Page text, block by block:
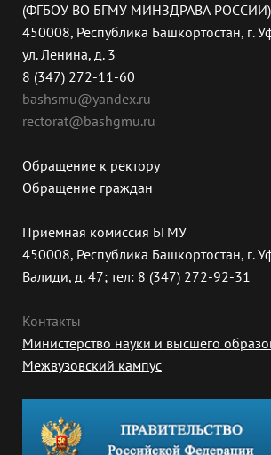
(ФГБОУ ВО БГМУ МИНЗДРАВА РОССИИ)
450008, Республика Башкортостан, г.
ул. Ленина, д. 3
8 (347) 272-11-60
bashsmu@yandex.ru
rectorat@bashgmu.ru
Обращение к ректору
Обращение граждан
Приёмная комиссия БГМУ
450008, Республика Башкортостан, г.
Валиди, д. 47; тел: 8 (347) 272-92-31
Контакты
Министерство науки и высшего
Межвузовский кампус